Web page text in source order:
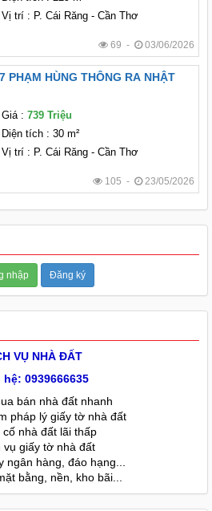
Vị trí: P. Cái Răng - Cần Thơ
69 - 03/06/2026
PHẠM HÙNG THÔNG RA NHẬT
Giá: 739 Triệu
Diện tích: 30 m²
Vị trí: P. Cái Răng - Cần Thơ
105 - 23/05/2026
nhập Đăng ký
VỤ NHÀ ĐẤT
hệ: 0939666635
bán nhà đất nhanh
pháp lý giấy tờ nhà đất
cố nhà đất lãi thấp
vụ giấy tờ nhà đất
ngân hàng, đáo hạng...
bằng, nền, kho bãi...